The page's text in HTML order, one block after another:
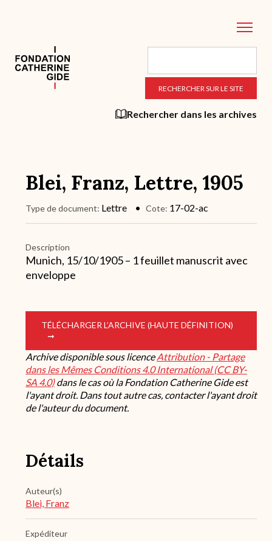
principal
Rechercher dans les archives
Blei, Franz, Lettre, 1905
Type de document Lettre Cote 17-02-ac
Description
Munich, 15/10/1905 – 1 feuillet manuscrit avec
enveloppe
TÉLÉCHARGER L’ARCHIVE (HAUTE DÉFINITION)
Archive disponible sous licenceAttribution - Partage
dans les Mêmes Conditions 4.0 International (CC BY-
SA 4.0)dans le cas où la Fondation Catherine Gide est
l'ayant droit. Dans tout autre cas, contacter l'ayant droit
de l'auteur du document.
Détails
Auteur(s)
Blei, Franz
Expéditeur